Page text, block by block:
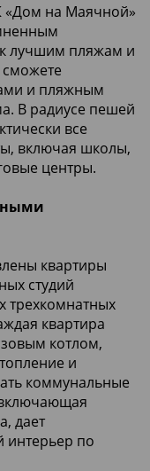
на Маячной»
к лучшим пляжам и
и пляжным
В радиусе пешей
все
включая школы,
центры.
квартиры
студий
трехкомнатных
квартира
котлом,
и
коммунальные
дает
интерьер по